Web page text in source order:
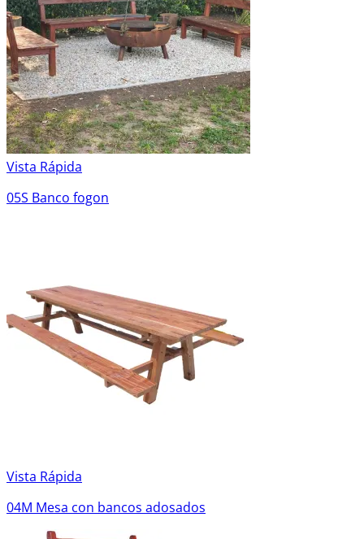
Vista Rápida
05S Banco fogon
Vista Rápida
04M Mesa con bancos adosados